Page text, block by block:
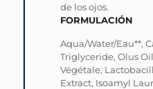
de los ojos.
FORMULACIÓN
Aqua/Water/Eau**,
Triglyceride, Olus
Végétale,
Extract, Isoamyl